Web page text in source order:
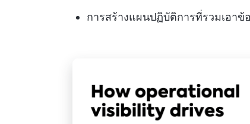
การสร้างแผนปฏิบัติการที่รวมเอาข้